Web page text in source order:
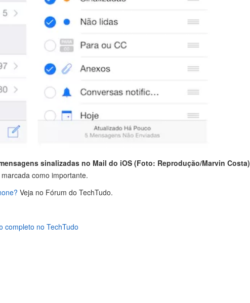
sinalizadas no Mail do iOS (Foto: Reprodução/Marvin Costa)
como importante.
Veja no Fórum do TechTudo.
completo no TechTudo